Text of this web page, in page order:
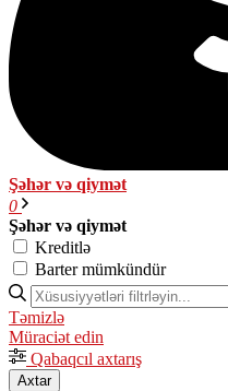
Şəhər və qiymət
0
Şəhər və qiymət
Kreditlə
Barter mümkündür
Təmizlə
Müraciət edin
Qabaqcıl axtarış
Axtar